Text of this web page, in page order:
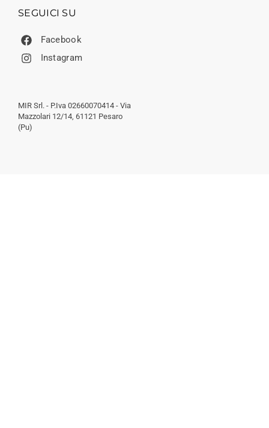
SEGUICI SU
Facebook
Instagram
MIR Srl. - P.Iva 02660070414 - Via
Mazzolari 12/14, 61121 Pesaro
(Pu)